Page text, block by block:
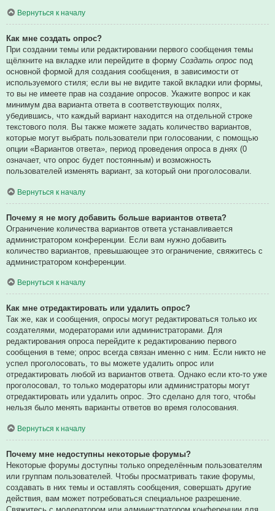
Вернуться к началу
Как мне создать опрос?
При создании темы или редактировании первого сообщения темы
щёлкните на вкладке или перейдите в форму Создать опрос под
основной формой для создания сообщения, в зависимости от
используемого стиля; если вы не видите такой вкладки или формы,
то вы не имеете прав на создание опросов. Укажите вопрос и как
минимум два варианта ответа в соответствующих полях,
убедившись, что каждый вариант находится на отдельной строке
текстового поля. Вы также можете задать количество вариантов,
которые могут выбрать пользователи при голосовании, с помощью
опции «Вариантов ответа», период проведения опроса в днях (0
означает, что опрос будет постоянным) и возможность
пользователей изменять вариант, за который они проголосовали.
Вернуться к началу
Почему я не могу добавить больше вариантов ответа?
Ограничение количества вариантов ответа устанавливается
администратором конференции. Если вам нужно добавить
количество вариантов, превышающее это ограничение, свяжитесь с
администратором конференции.
Вернуться к началу
Как мне отредактировать или удалить опрос?
Так же, как и сообщения, опросы могут редактироваться только их
создателями, модераторами или администраторами. Для
редактирования опроса перейдите к редактированию первого
сообщения в теме; опрос всегда связан именно с ним. Если никто не
успел проголосовать, то вы можете удалить опрос или
отредактировать любой из вариантов ответа. Однако если кто-то уже
проголосовал, то только модераторы или администраторы могут
отредактировать или удалить опрос. Это сделано для того, чтобы
нельзя было менять варианты ответов во время голосования.
Вернуться к началу
Почему мне недоступны некоторые форумы?
Некоторые форумы доступны только определённым пользователям
или группам пользователей. Чтобы просматривать такие форумы,
создавать в них темы и оставлять сообщения, совершать другие
действия, вам может потребоваться специальное разрешение.